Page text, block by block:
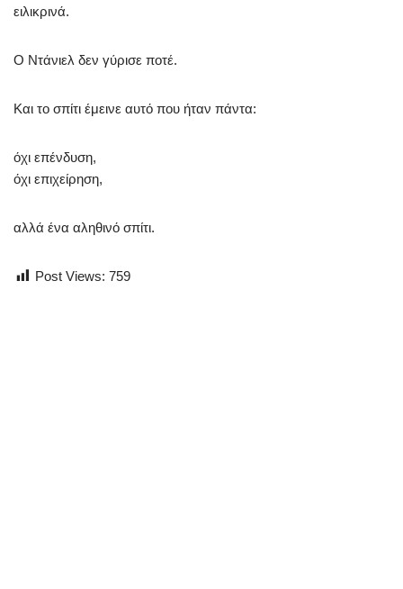
ειλικρινά.
Ο Ντάνιελ δεν γύρισε ποτέ.
Και το σπίτι έμεινε αυτό που ήταν πάντα:
όχι επένδυση,
όχι επιχείρηση,
αλλά ένα αληθινό σπίτι.
Post Views: 759